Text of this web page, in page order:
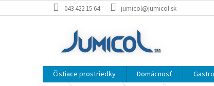
na
043 422 15 64 jumicol@jumicol.sk
Čistiace prostriedky Domácnosť Gastro